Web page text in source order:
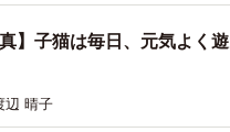
真】子猫は毎日、元気よく
辺 晴子